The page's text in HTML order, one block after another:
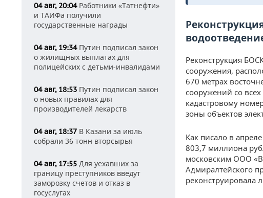
04 авг, 20:04Работники «Татнефти»
и ТАИФа получили
государственные награды
04 авг, 19:34Путин подписал закон
о жилищных выплатах для
полицейских с детьми-инвалидами
04 авг, 18:53 Путин подписал закон
о новых правилах для
производителей лекарств
04 авг, 18:37 В Казани за июль
собрали 36 тонн вторсырья
04 авг, 17:55 Для уехавших за
границу преступников введут
заморозку счетов и отказ в
госуслугах
Реконструкция
сооружения,
670 метрах
сооружений со
кадастровому
зоны объектов
Как писало в
803,7 миллиона
московским ООО
Адмиралтейского
реконструировала